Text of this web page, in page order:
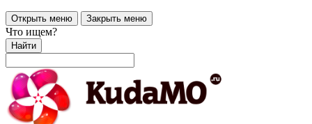
Открыть меню Закрыть меню
Что ищем?
Найти